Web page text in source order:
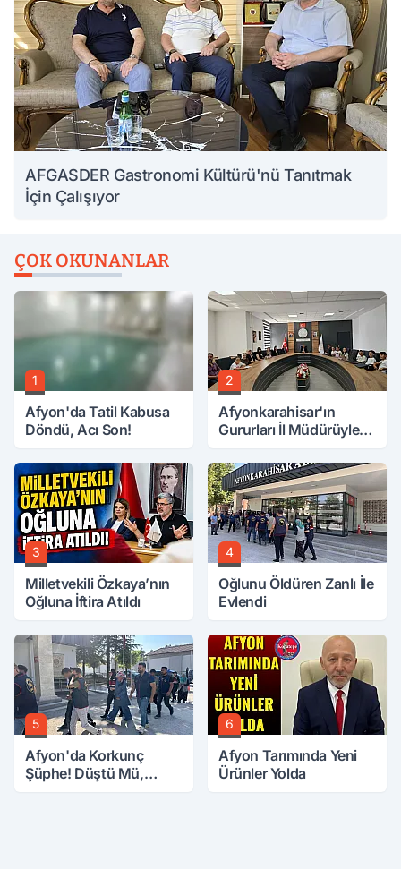
AFGASDER Gastronomi Kültürü'nü Tanıtmak
İçin Çalışıyor
ÇOK OKUNANLAR
1
Afyon'da Tatil Kabusa
Döndü, Acı Son!
2
Afyonkarahisar'ın
Gururları İl Müdürüyle
3
Milletvekili Özkaya’nın
Oğluna İftira Atıldı
4
Oğlunu Öldüren Zanlı İle
Evlendi
5
Afyon'da Korkunç
Şüphe! Düştü Mü,
6
Afyon Tarımında Yeni
Ürünler Yolda